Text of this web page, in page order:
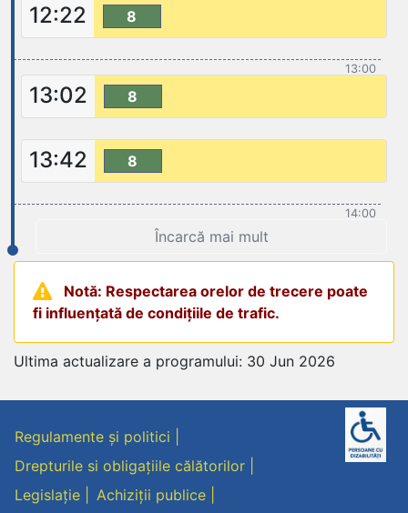
12:22 8
13:00
13:02 8
13:42 8
14:00
Încarcă mai mult
Notă: Respectarea orelor de trecere poate
fi influențată de condițiile de trafic.
Ultima actualizare a programului: 30 Jun 2026
Regulamente și politici
Drepturile si obligațiile călătorilor
Legislație
Achiziții publice